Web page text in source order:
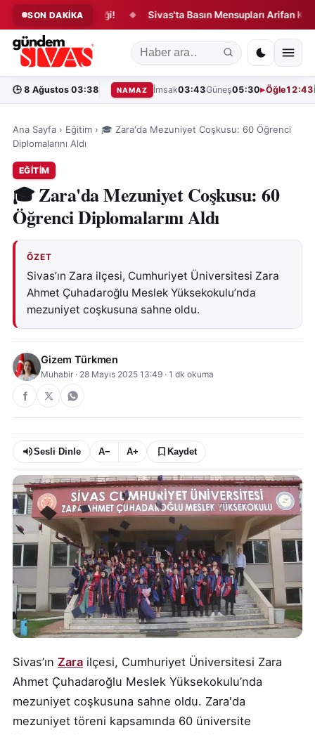
SON DAKİKA
Yangın Paniği! ◆ Sivas'ta Basın Mensupları Arifan
🕒 8 Ağustos 03:38 NAMAZ İmsak03:43Güneş05:30 Öğle12:43
Ana Sayfa › Eğitim › 🎓 Zara'da Mezuniyet Coşkusu: 60 Öğrenci
Diplomalarını Aldı
EĞITIM
🎓 Zara'da Mezuniyet Coşkusu: 60
Öğrenci Diplomalarını Aldı
ÖZET
Sivas’ın Zara ilçesi, Cumhuriyet Üniversitesi Zara
Ahmet Çuhadaroğlu Meslek Yüksekokulu’nda
mezuniyet coşkusuna sahne oldu.
Gizem Türkmen
Muhabir · 28 Mayıs 2025 13:49 · 1 dk okuma
Sesli Dinle A− A+ Kaydet
Sivas’ın Zara ilçesi, Cumhuriyet Üniversitesi Zara
Ahmet Çuhadaroğlu Meslek Yüksekokulu’nda
mezuniyet coşkusuna sahne oldu. Zara'da
mezuniyet töreni kapsamında 60 üniversite